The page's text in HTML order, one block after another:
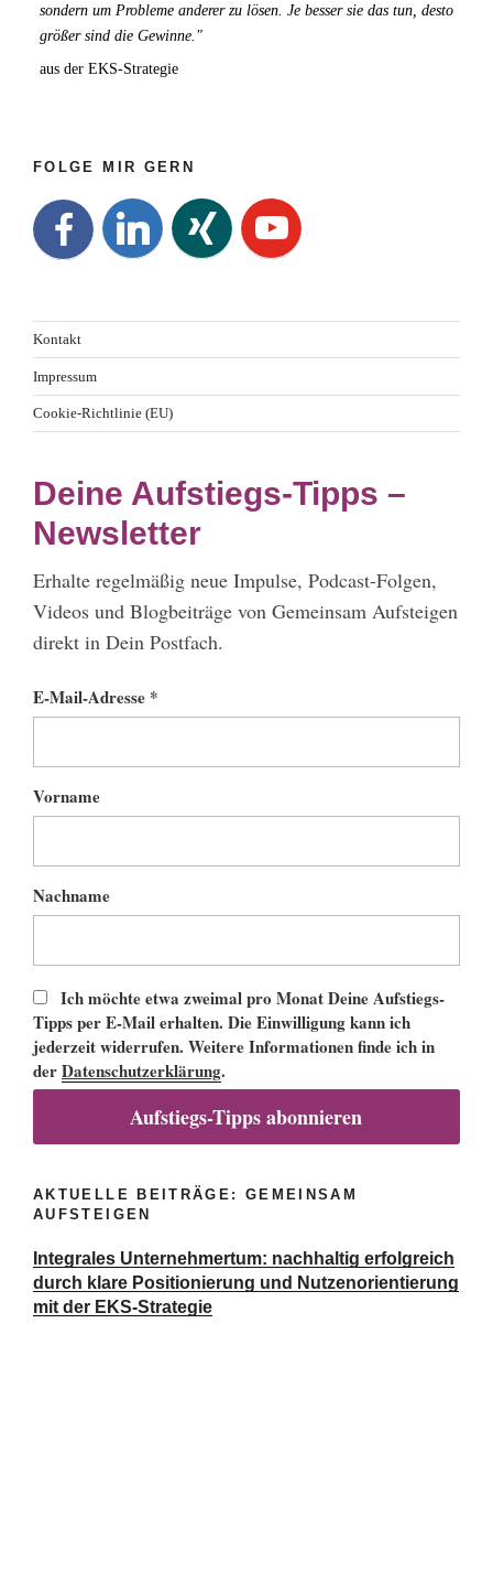
sie
transformierst
sondern um Probleme anderer zu lösen. Je besser sie das tun, desto
größer sind die Gewinne."
aus der EKS-Strategie
FOLGE MIR GERN
Kontakt
Impressum
Cookie-Richtlinie (EU)
Deine Aufstiegs-Tipps –
Newsletter
Erhalte regelmäßig neue Impulse, Podcast-Folgen,
Videos und Blogbeiträge von Gemeinsam Aufsteigen
direkt in Dein Postfach.
E-Mail-Adresse *
Vorname
Nachname
Ich möchte etwa zweimal pro Monat Deine Aufstiegs-
Tipps per E-Mail erhalten. Die Einwilligung kann ich
jederzeit widerrufen. Weitere Informationen finde ich in
derDatenschutzerklärung.
Aufstiegs-Tipps abonnieren
AKTUELLE BEITRÄGE: GEMEINSAM
AUFSTEIGEN
Integrales Unternehmertum: nachhaltig erfolgreich
durch klare Positionierung und Nutzenorientierung
mit der EKS-Strategie